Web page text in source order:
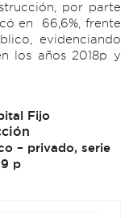
por parte
en 66,6%, frente
evidenciando
los años 2018p y
Fijo
– privado, serie
p